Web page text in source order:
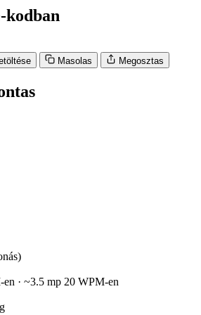
kodban
Masolas Megosztas
· ~3.5 mp 20 WPM-en